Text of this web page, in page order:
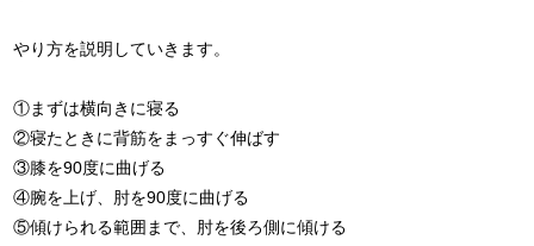
やり方を説明していきます。
①まずは横向きに寝る
②寝たときに背筋をまっすぐ伸ばす
③膝を90度に曲げる
④腕を上げ、肘を90度に曲げる
⑤傾けられる範囲まで、肘を後ろ側に傾ける